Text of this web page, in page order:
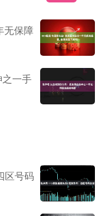
无保障
一手
区号码